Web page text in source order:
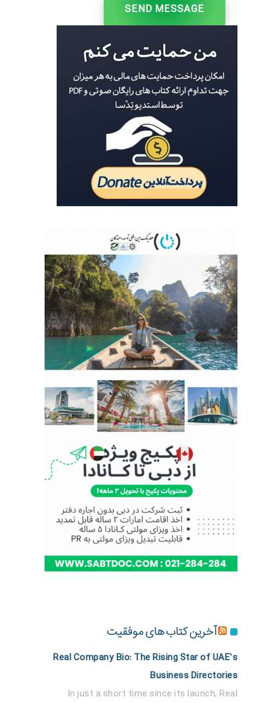
آخرین کتاب های موفقیت
Real Company Bio: The Rising Star of UAE’s
Business Directories
In just a short time since its launch, Real